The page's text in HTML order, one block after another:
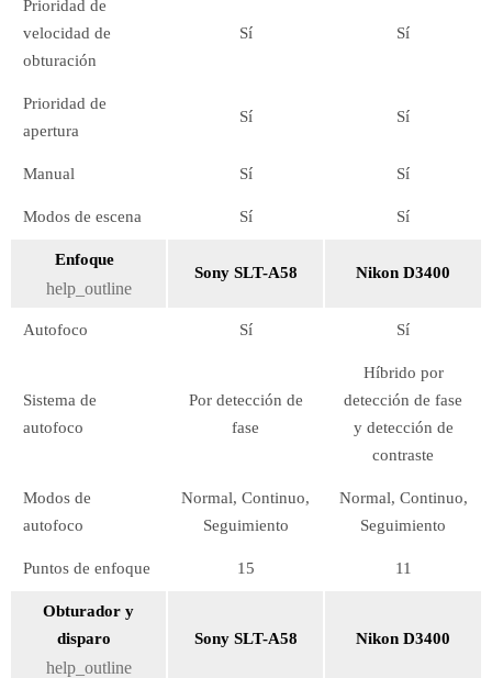
Prioridad de
velocidad de
obturación
Sí Sí
Prioridad de
apertura
Sí Sí
Manual Sí Sí
Modos de escena Sí Sí
Enfoque
help_outline
Sony SLT-A58 Nikon D3400
Autofoco Sí Sí
Sistema de
autofoco
Por detección de
fase
Híbrido por
detección de fase
y detección de
contraste
Modos de
autofoco
Normal, Continuo,
Seguimiento
Normal, Continuo,
Seguimiento
Puntos de enfoque 15 11
Obturador y
disparo
help_outline
Sony SLT-A58 Nikon D3400